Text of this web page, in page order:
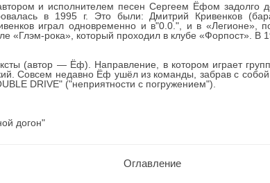
и исполнителем песен Сергеем Ёфом задолго
в 1995 г. Это были: Дмитрий Кривенков
играл одновременно и в"0.0.", и в «Легионе»,
«Глэм-рока», который проходил в клубе «Форпост». В
(автор — Ёф). Направление, в котором играет
Совсем недавно Ёф ушёл из команды, забрав с собой
DRIVE" ("неприятности с погружением").
догон"
Оглавление